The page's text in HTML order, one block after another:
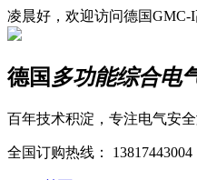
凌晨好，欢迎访问德国GMC-
德国 多功能综合电
百年技术积淀，专注电气安
全国订购热线： 13817443004